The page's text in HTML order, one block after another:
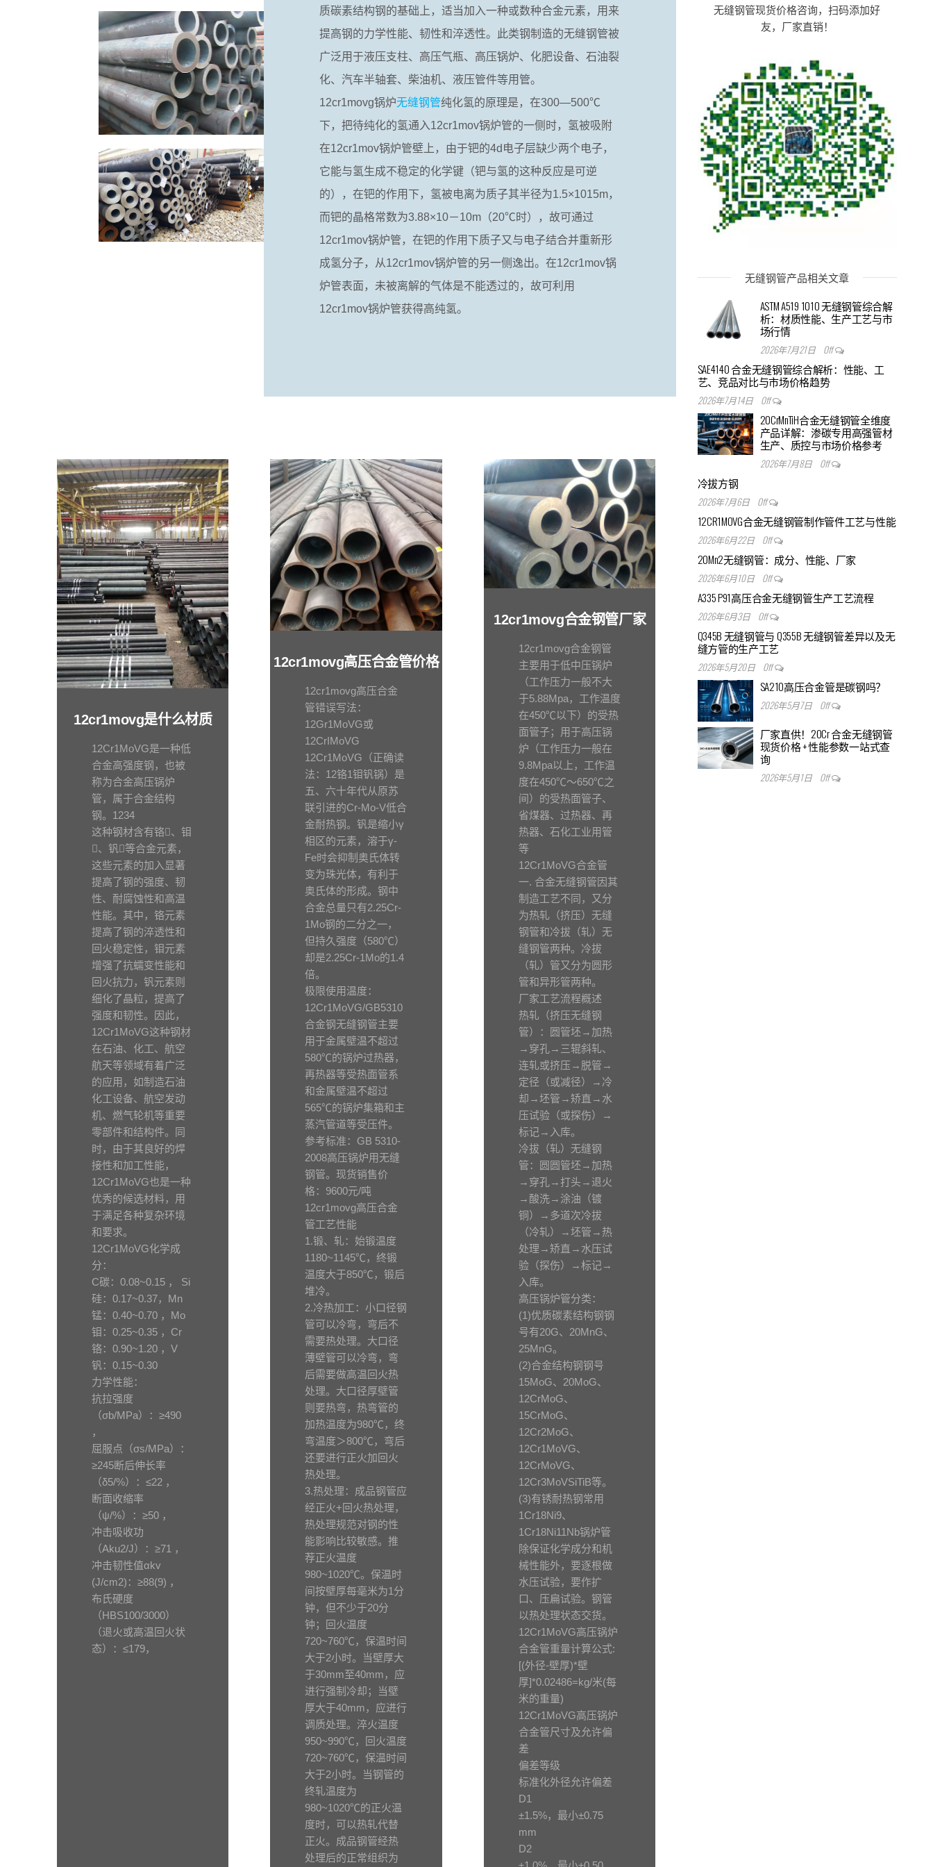
质碳素结构钢的基础上，适当加入一种或数种合金元素，用来
提高钢的力学性能、韧性和淬透性。此类钢制造的无缝钢管被
广泛用于液压支柱、高压气瓶、高压锅炉、化肥设备、石油裂
化、汽车半轴套、柴油机、液压管件等用管。
12cr1movg锅炉无缝钢管纯化氢的原理是，在300—500℃
下，把待纯化的氢通入12cr1mov锅炉管的一侧时，氢被吸附
在12cr1mov锅炉管壁上，由于钯的4d电子层缺少两个电子，
它能与氢生成不稳定的化学键（钯与氢的这种反应是可逆
的），在钯的作用下，氢被电离为质子其半径为1.5×1015m，
而钯的晶格常数为3.88×10－10m（20℃时），故可通过
12cr1mov锅炉管，在钯的作用下质子又与电子结合并重新形
成氢分子，从12cr1mov锅炉管的另一侧逸出。在12cr1mov锅
炉管表面，未被离解的气体是不能透过的，故可利用
12cr1mov锅炉管获得高纯氢。
12cr1movg是什么材质
12Cr1MoVG是一种低
合金高强度钢，也被
称为合金高压锅炉
管，属于合金结构
钢。1234
这种钢材含有铬、钼
、钒等合金元素，
这些元素的加入显著
提高了钢的强度、韧
性、耐腐蚀性和高温
性能。其中，铬元素
提高了钢的淬透性和
回火稳定性，钼元素
增强了抗蠕变性能和
回火抗力，钒元素则
细化了晶粒，提高了
强度和韧性。因此，
12Cr1MoVG这种钢材
在石油、化工、航空
航天等领域有着广泛
的应用，如制造石油
化工设备、航空发动
机、燃气轮机等重要
零部件和结构件。同
时，由于其良好的焊
接性和加工性能，
12Cr1MoVG也是一种
优秀的候选材料，用
于满足各种复杂环境
和要求。
12Cr1MoVG化学成
分：
C碳：0.08~0.15 ， Si
硅：0.17~0.37，Mn
锰：0.40~0.70 ，Mo
钼：0.25~0.35 ，Cr
铬：0.90~1.20 ，V
钒：0.15~0.30
力学性能：
抗拉强度
（σb/MPa）：≥490
，
屈服点（σs/MPa）：
≥245断后伸长率
（δ5/%）：≤22 ，
断面收缩率
（ψ/%）：≥50 ，
冲击吸收功
（Aku2/J）：≥71 ，
冲击韧性值αkv
(J/cm2)：≥88(9) ，
布氏硬度
（HBS100/3000）
（退火或高温回火状
态）：≤179，
12cr1movg高压合金管价格
12cr1movg高压合金
管错误写法：
12Gr1MoVG或
12CrIMoVG
12Cr1MoVG（正确读
法：12铬1钼钒锅）是
五、六十年代从原苏
联引进的Cr-Mo-V低合
金耐热钢。钒是缩小γ
相区的元素，溶于γ-
Fe时会抑制奥氏体转
变为珠光体，有利于
奥氏体的形成。钢中
合金总量只有2.25Cr-
1Mo钢的二分之一，
但持久强度（580℃）
却是2.25Cr-1Mo的1.4
倍。
极限使用温度：
12Cr1MoVG/GB5310
合金钢无缝钢管主要
用于金属壁温不超过
580℃的锅炉过热器，
再热器等受热面管系
和金属壁温不超过
565℃的锅炉集箱和主
蒸汽管道等受压件。
参考标准：GB 5310-
2008高压锅炉用无缝
钢管。现货销售价
格：9600元/吨
12cr1movg高压合金
管工艺性能
1.锻、轧：始锻温度
1180~1145℃，终锻
温度大于850℃，锻后
堆冷。
2.冷热加工：小口径钢
管可以冷弯，弯后不
需要热处理。大口径
薄壁管可以冷弯，弯
后需要做高温回火热
处理。大口径厚壁管
则要热弯，热弯管的
加热温度为980℃，终
弯温度＞800℃，弯后
还要进行正火加回火
热处理。
3.热处理：成品钢管应
经正火+回火热处理，
热处理规范对钢的性
能影响比较敏感。推
荐正火温度
980~1020℃。保温时
间按壁厚每毫米为1分
钟，但不少于20分
钟；回火温度
720~760℃，保温时间
大于2小时。当壁厚大
于30mm至40mm，应
进行强制冷却；当壁
厚大于40mm，应进行
调质处理。淬火温度
950~990℃，回火温度
720~760℃，保温时间
大于2小时。当钢管的
终轧温度为
980~1020℃的正火温
度时，可以热轧代替
正火。成品钢管经热
处理后的正常组织为
12cr1movg合金钢管厂家
12cr1movg合金钢管
主要用于低中压锅炉
（工作压力一般不大
于5.88Mpa，工作温度
在450℃以下）的受热
面管子；用于高压锅
炉（工作压力一般在
9.8Mpa以上，工作温
度在450℃～650℃之
间）的受热面管子、
省煤器、过热器、再
热器、石化工业用管
等
12Cr1MoVG合金管
一. 合金无缝钢管因其
制造工艺不同，又分
为热轧（挤压）无缝
钢管和冷拔（轧）无
缝钢管两种。冷拔
（轧）管又分为圆形
管和异形管两种。
厂家工艺流程概述
热轧（挤压无缝钢
管）：圆管坯→加热
→穿孔→三辊斜轧、
连轧或挤压→脱管→
定径（或减径）→冷
却→坯管→矫直→水
压试验（或探伤）→
标记→入库。
冷拔（轧）无缝钢
管：圆圆管坯→加热
→穿孔→打头→退火
→酸洗→涂油（镀
铜）→多道次冷拔
（冷轧）→坯管→热
处理→矫直→水压试
验（探伤）→标记→
入库。
高压锅炉管分类：
(1)优质碳素结构钢钢
号有20G、20MnG、
25MnG。
(2)合金结构钢钢号
15MoG、20MoG、
12CrMoG、
15CrMoG、
12Cr2MoG、
12Cr1MoVG、
12CrMoVG、
12Cr3MoVSiTiB等。
(3)有锈耐热钢常用
1Cr18Ni9、
1Cr18Ni11Nb锅炉管
除保证化学成分和机
械性能外，要逐根做
水压试验，要作扩
口、压扁试验。钢管
以热处理状态交货。
12Cr1MoVG高压锅炉
合金管重量计算公式:
[(外径-壁厚)*壁
厚]*0.02486=kg/米(每
米的重量)
12Cr1MoVG高压锅炉
合金管尺寸及允许偏
差
偏差等级
标准化外径允许偏差
D1
±1.5%，最小±0.75
mm
D2
无缝钢管现货价格咨询，扫码添加好
友，厂家直销！
无缝钢管产品相关文章
ASTM A519 1010 无缝钢管综合解
析：材质性能、生产工艺与市
场行情
2026年7月21日 Off
SAE4140 合金无缝钢管综合解析：性能、工
艺、竞品对比与市场价格趋势
2026年7月14日 Off
20CrMnTiH合金无缝钢管全维度
产品详解：渗碳专用高强管材
生产、质控与市场价格参考
2026年7月8日 Off
冷拔方钢
2026年7月6日 Off
12CR1MOVG合金无缝钢管制作管件工艺与性能
2026年6月22日 Off
20Mn2无缝钢管：成分、性能、厂家
2026年6月10日 Off
A335 P91高压合金无缝钢管生产工艺流程
2026年6月3日 Off
Q345B 无缝钢管与 Q355B 无缝钢管差异以及无
缝方管的生产工艺
2026年5月20日 Off
SA210高压合金管是碳钢吗？
2026年5月7日 Off
厂家直供！20Cr 合金无缝钢管
现货价格 + 性能参数一站式查
询
2026年5月1日 Off